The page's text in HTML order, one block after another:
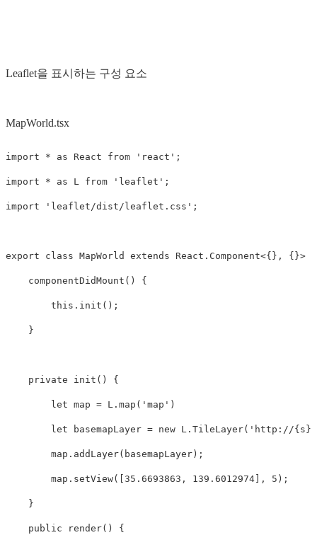
Leaflet을 표시하는 구성 요소
MapWorld.tsx
import * as React from ' react ' ;
import * as L from ' leaflet ' ;
import ' leaflet/dist/leaflet.css ' ;
export class MapWorld extends React . Component<{}, {}>
componentDidMount () {
this . init ();
}
private init () {
let map = L . map ( ' map ' )
let basemapLayer = new L . TileLayer( ' http://
map . addLayer( basemapLayer );
map . setView([ 35.6693863 , 139.6012974 ], 5 );
}
public render() {